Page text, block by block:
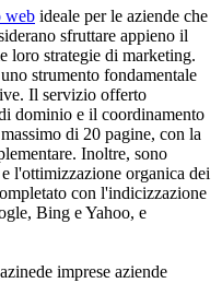
web ideale per le aziende che
sfruttare appieno il
loro strategie di marketing.
strumento fondamentale
Il servizio offerto
dominio e il coordinamento
di 20 pagine, con la
Inoltre, sono
l'ottimizzazione organica dei
con l'indicizzazione
Bing e Yahoo, e